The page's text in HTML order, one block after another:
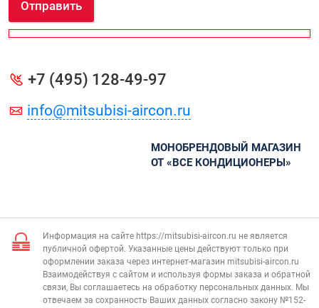
Отправить
+7 (495) 128-49-97
info@mitsubisi-aircon.ru
МОНОБРЕНДОВЫЙ МАГАЗИН
ОТ «ВСЕ КОНДИЦИОНЕРЫ»
Информация на сайте https://mitsubisi-aircon.ru не является
публичной офертой. Указанные цены действуют только при
оформлении заказа через интернет-магазин mitsubisi-aircon.ru
Взаимодействуя с сайтом и используя формы заказа и обратной
связи, Вы соглашаетесь на обработку персональных данных. Мы
отвечаем за сохранность Ваших данных согласно закону №152-